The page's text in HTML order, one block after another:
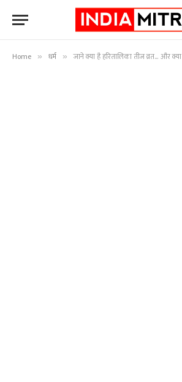
Home » धर्म » जाने क्या है हरितालिका तीज व्रत… और